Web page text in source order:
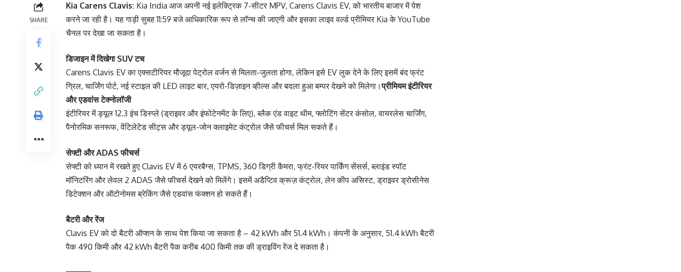
SHARE
Kia Carens Clavis: Kia India आज अपनी नई इलेक्ट्रिक 7-सीटर MPV, Carens Clavis EV, को भारतीय बाजार में पेश
करने जा रही है। यह गाड़ी सुबह 11:59 बजे आधिकारिक रूप से लॉन्च की जाएगी और इसका लाइव वर्ल्ड प्रीमियर Kia के YouTube
चैनल पर देखा जा सकता है।
डिजाइन में दिखेगा SUV टच
Carens Clavis EV का एक्सटीरियर मौजूदा पेट्रोल वर्जन से मिलता-जुलता होगा, लेकिन इसे EV लुक देने के लिए इसमें बंद फ्रंट
ग्रिल, चार्जिंग पोर्ट, नई स्टाइल की LED लाइट बार, एयरो-डिज़ाइन व्हील्स और बदला हुआ बम्पर देखने को मिलेगा।प्रीमियम इंटीरियर
और एडवांस टेक्नोलॉजी
इंटीरियर में ड्यूल 12.3 इंच डिस्प्ले (ड्राइवर और इंफोटेनमेंट के लिए), ब्लैक एंड वाइट थीम, फ्लोटिंग सेंटर कंसोल, वायरलेस चार्जिंग,
पैनोरमिक सनरूफ, वेंटिलेटेड सीट्स और ड्यूल-जोन क्लाइमेट कंट्रोल जैसे फीचर्स मिल सकते हैं।
सेफ्टी और ADAS फीचर्स
सेफ्टी को ध्यान में रखते हुए Clavis EV में 6 एयरबैग्स, TPMS, 360 डिग्री कैमरा, फ्रंट-रियर पार्किंग सेंसर्स, ब्लाइंड स्पॉट
मॉनिटरिंग और लेवल 2 ADAS जैसे फीचर्स देखने को मिलेंगे। इसमें अडैप्टिव क्रूज़ कंट्रोल, लेन कीप असिस्ट, ड्राइवर ड्रोसीनेस
डिटेक्शन और ऑटोनोमस ब्रेकिंग जैसे एडवांस फंक्शन हो सकते हैं।
बैटरी और रेंज
Clavis EV को दो बैटरी ऑप्शन के साथ पेश किया जा सकता है – 42 kWh और 51.4 kWh। कंपनी के अनुसार, 51.4 kWh बैटरी
पैक 490 किमी और 42 kWh बैटरी पैक करीब 400 किमी तक की ड्राइविंग रेंज दे सकता है।